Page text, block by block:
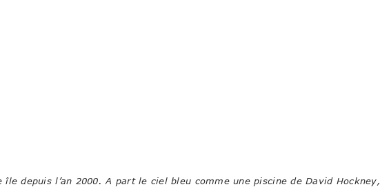
île depuis l’an 2000. A part le ciel bleu comme une piscine de David Hockney,